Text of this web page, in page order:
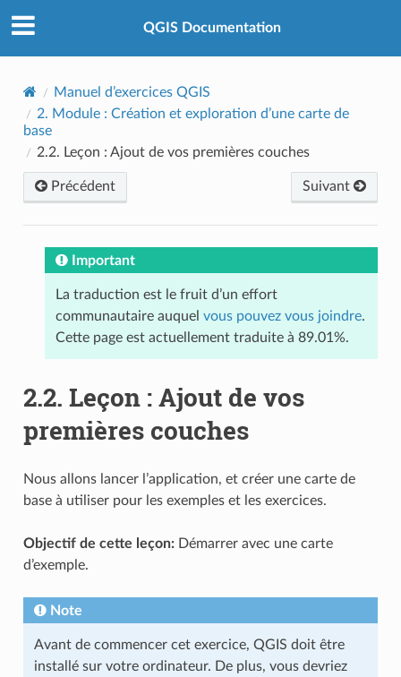
QGIS Documentation
Manuel d’exercices QGIS
2. Module : Création et exploration d’une carte de
base
2.2. Leçon : Ajout de vos premières couches
Précédent Suivant
Important
La traduction est le fruit d’un effort
communautaire auquel vous pouvez vous joindre.
Cette page est actuellement traduite à 89.01%.
2.2. Leçon : Ajout de vos
premières couches
Nous allons lancer l’application, et créer une carte de
base à utiliser pour les exemples et les exercices.
Objectif de cette leçon:Démarrer avec une carte
d’exemple.
Note
Avant de commencer cet exercice, QGIS doit être
installé sur votre ordinateur. De plus, vous devriez